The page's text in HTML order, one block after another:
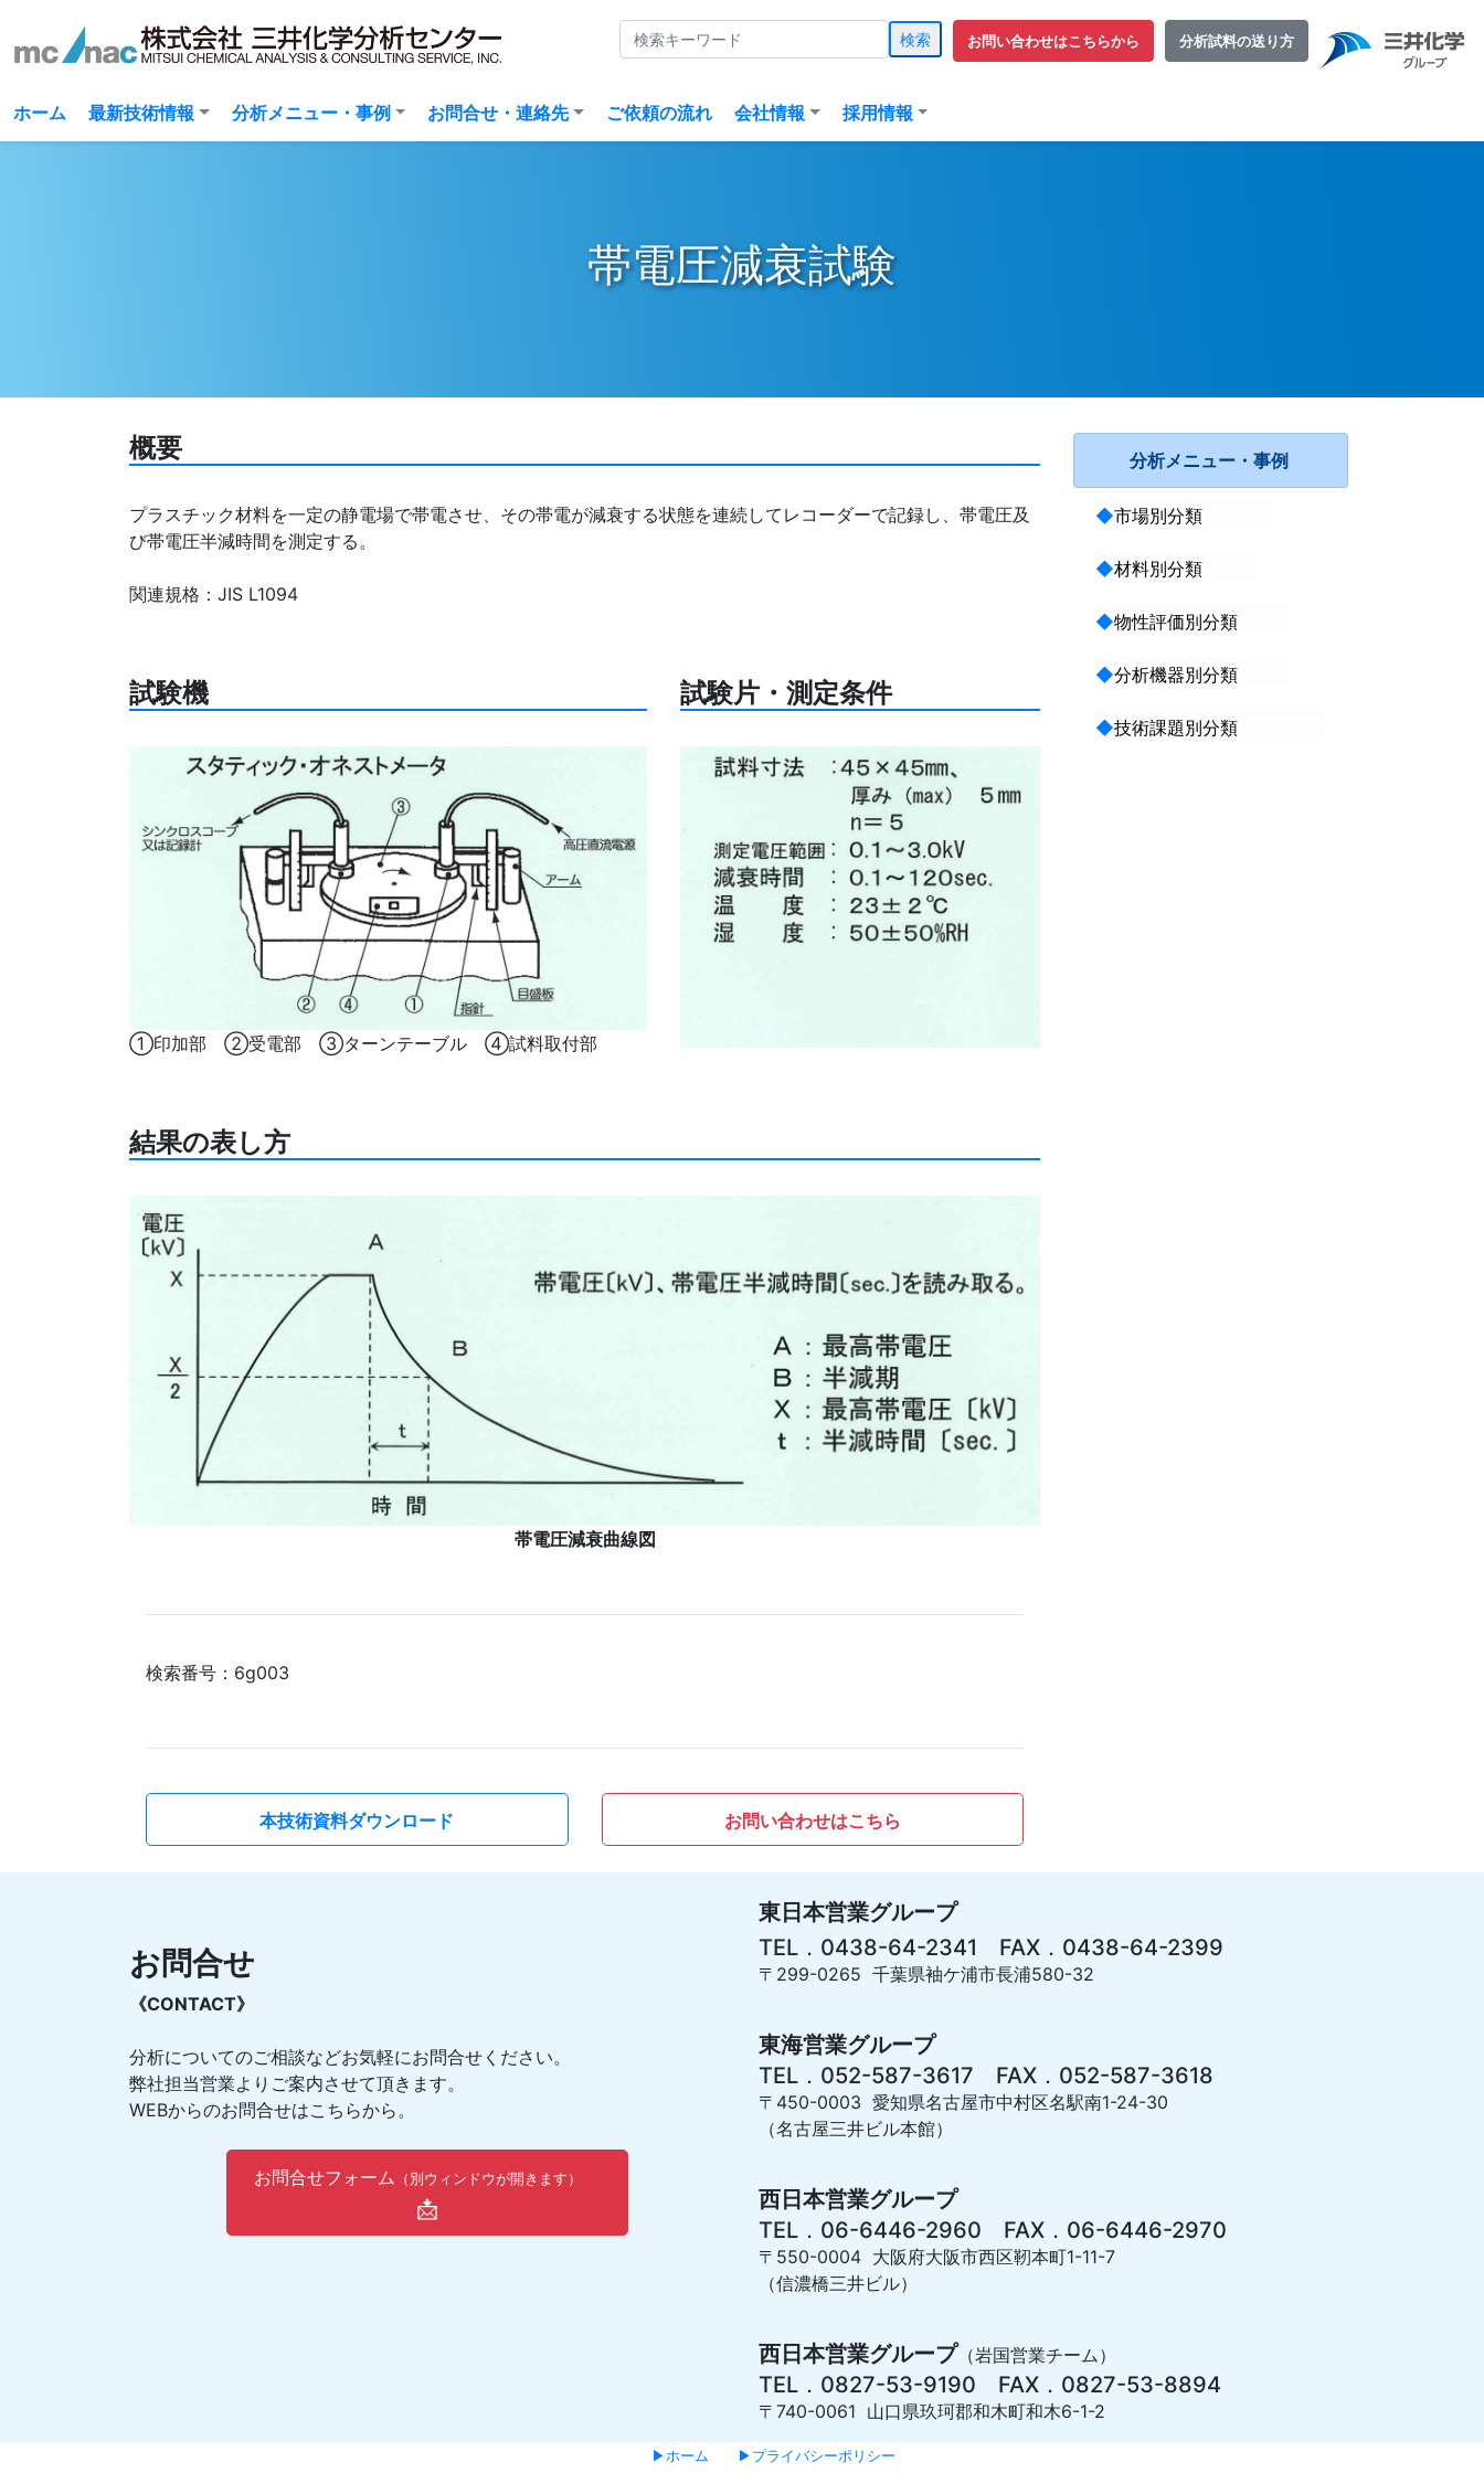
検索 お問い合わせはこちらから 分析試料の送り方
ホーム (current)
最新技術情報 分析メニュー・事例 お問合せ・連絡先 ご依頼の流れ(current)
会社情報 採用情報
帯電圧減衰試験
概要
プラスチック材料を一定の静電場で帯電させ、その帯電が減衰する状態を連続してレコーダーで記録し、帯電圧及
び帯電圧半減時間を測定する。
関連規格：JIS L1094
試験機
①印加部 ②受電部 ③ターンテーブル ④試料取付部
試験片・測定条件
結果の表し方
帯電圧減衰曲線図
検索番号：6g003
本技術資料ダウンロード お問い合わせはこちら
分析メニュー・事例
◆市場別分類
◆材料別分類
◆物性評価別分類
◆分析機器別分類
◆技術課題別分類
お問合せ
《CONTACT》
分析についてのご相談などお気軽にお問合せください。
弊社担当営業よりご案内させて頂きます。
WEBからのお問合せはこちらから。
お問合せフォーム （別ウィンドウが開きます）
📩
東日本営業グループ
TEL．0438-64-2341 FAX．0438-64-2399
〒299-0265 千葉県袖ケ浦市長浦580-32
東海営業グループ
TEL．052-587-3617 FAX．052-587-3618
〒450-0003 愛知県名古屋市中村区名駅南1-24-30
（名古屋三井ビル本館）
西日本営業グループ
TEL．06-6446-2960 FAX．06-6446-2970
〒550-0004 大阪府大阪市西区靭本町1-11-7
（信濃橋三井ビル）
西日本営業グループ（岩国営業チーム）
TEL．0827-53-9190 FAX．0827-53-8894
〒740-0061 山口県玖珂郡和木町和木6-1-2
▶ホーム ▶プライバシーポリシー